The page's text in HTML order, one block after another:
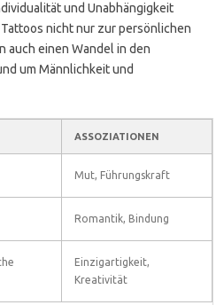
und Unabhängigkeit
nicht nur zur persönlichen
auch einen Wandel in den
um Männlichkeit und
ASSOZIATIONEN
Mut, Führungskraft
Romantik, Bindung
Einzigartigkeit,
Kreativität